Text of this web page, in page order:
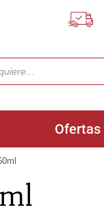
Ofertas